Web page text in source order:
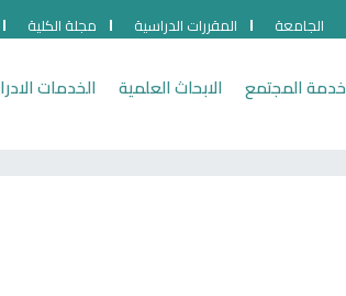
الجامعة المقررات الدراسية مجلة الكلية
خدمة المجتمع الابحاث العلمية الخدمات